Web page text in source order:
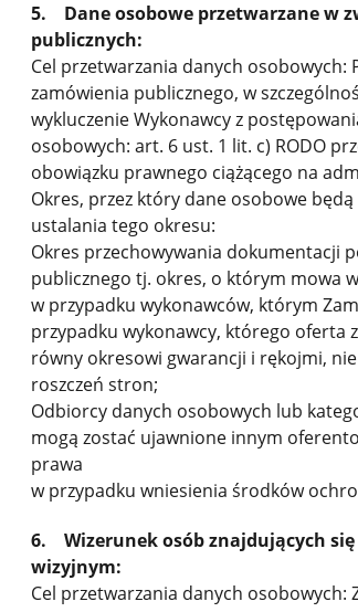
5. Dane osobowe przetwarzane w
publicznych:
Cel przetwarzania danych
zamówienia publicznego, w
wykluczenie Wykonawcy z
osobowych: art. 6 ust. 1 lit. c) RODO
obowiązku prawnego ciążącego na
Okres, przez który dane osobowe
ustalania tego okresu:
Okres przechowywania dokumentacji
publicznego tj. okres, o którym mowa
w przypadku wykonawców, którym
przypadku wykonawcy, którego oferta
równy okresowi gwarancji i rękojmi,
roszczeń stron;
Odbiorcy danych osobowych lub
mogą zostać ujawnione innym
prawa
w przypadku wniesienia środków
6. Wizerunek osób znajdujących
wizyjnym:
Cel przetwarzania danych